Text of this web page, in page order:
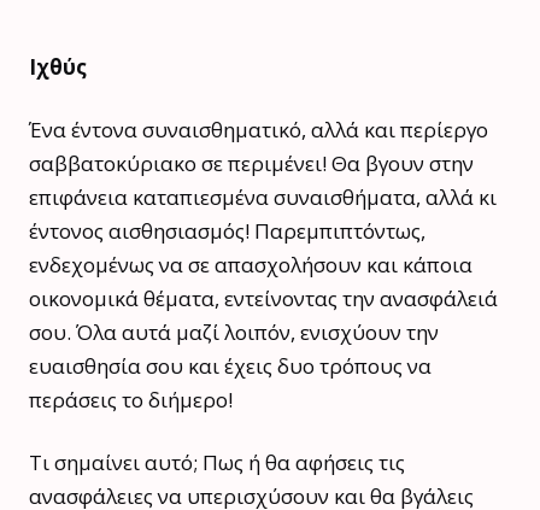
Ιχθύς
Ένα έντονα συναισθηματικό, αλλά και περίεργο
σαββατοκύριακο σε περιμένει! Θα βγουν στην
επιφάνεια καταπιεσμένα συναισθήματα, αλλά κι
έντονος αισθησιασμός! Παρεμπιπτόντως,
ενδεχομένως να σε απασχολήσουν και κάποια
οικονομικά θέματα, εντείνοντας την ανασφάλειά
σου. Όλα αυτά μαζί λοιπόν, ενισχύουν την
ευαισθησία σου και έχεις δυο τρόπους να
περάσεις το διήμερο!
Τι σημαίνει αυτό; Πως ή θα αφήσεις τις
ανασφάλειες να υπερισχύσουν και θα βγάλεις